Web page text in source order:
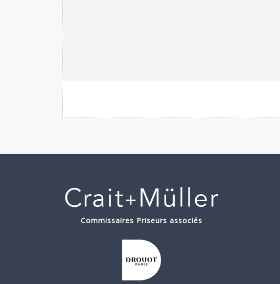
Commissaires Priseurs associés